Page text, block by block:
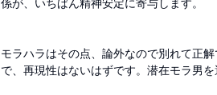
モラハラはその点、論外なので別れて正
で、再現性はないはずです。潜在モラ男を